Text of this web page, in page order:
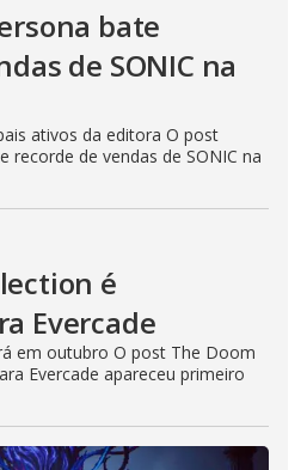
bate
de SONIC na
ativos da editora O post
recorde de vendas de SONIC na
é
Evercade
em outubro O post The Doom
Evercade apareceu primeiro